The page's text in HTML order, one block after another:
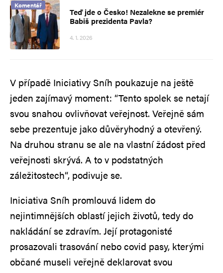
Komentář
Teď jde o Česko! Nezalekne se premiér
Babiš prezidenta Pavla?
4. 1. 2026
V případě Iniciativy Sníh poukazuje na ještě
jeden zajímavý moment: “Tento spolek se netají
svou snahou ovlivňovat veřejnost. Veřejně sám
sebe prezentuje jako důvěryhodný a otevřený.
Na druhou stranu se ale na vlastní žádost před
veřejnosti skrývá. A to v podstatných
záležitostech“, podivuje se.
Iniciativa Sníh promlouvá lidem do
nejintimnějších oblastí jejich životů, tedy do
nakládání se zdravím. Její protagonisté
prosazovali trasování nebo covid pasy, kterými
občané museli veřejně deklarovat svou